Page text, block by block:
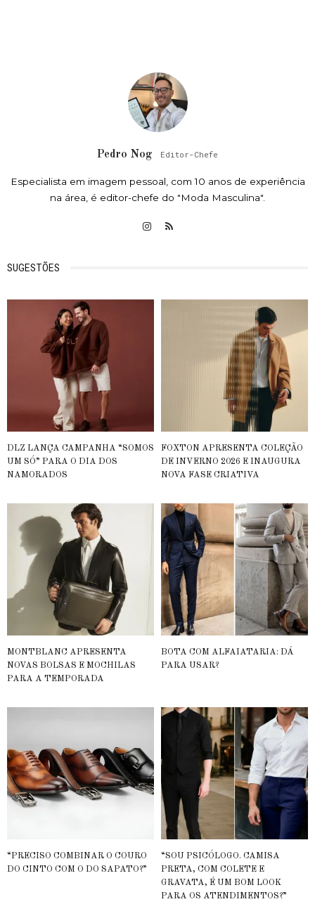
Pedro Nog Editor-Chefe
Especialista em imagem pessoal, com 10 anos de experiência
na área, é editor-chefe do "Moda Masculina".
SUGESTÕES
DLZ LANÇA CAMPANHA “SOMOS
UM SÓ” PARA O DIA DOS
NAMORADOS
FOXTON APRESENTA COLEÇÃO
DE INVERNO 2026 E INAUGURA
NOVA FASE CRIATIVA
MONTBLANC APRESENTA
NOVAS BOLSAS E MOCHILAS
PARA A TEMPORADA
BOTA COM ALFAIATARIA: DÁ
PARA USAR?
“PRECISO COMBINAR O COURO
DO CINTO COM O DO SAPATO?”
“SOU PSICÓLOGO. CAMISA
PRETA, COM COLETE E
GRAVATA, É UM BOM LOOK
PARA OS ATENDIMENTOS?”